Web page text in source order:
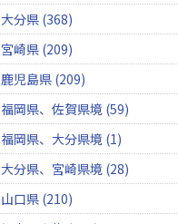
大分県 (368)
宮崎県 (209)
鹿児島県 (209)
福岡県、佐賀県境 (59)
福岡県、大分県境 (1)
大分県、宮崎県境 (28)
山口県 (210)